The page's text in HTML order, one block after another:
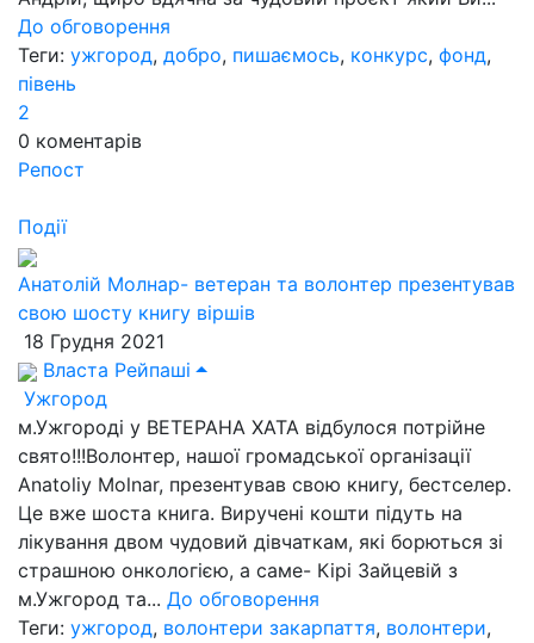
До обговорення
Теги: ужгород, добро, пишаємось, конкурс, фонд,
півень
2
0 коментарів
Репост
Події
Анатолій Молнар- ветеран та волонтер презентував
свою шосту книгу віршів
18 Грудня 2021
Власта Рейпаші
Ужгород
м.Ужгороді у ВЕТЕРАНА ХАТА відбулося потрійне
свято!!!Волонтер, нашої громадської організації
Anatoliy Molnar, презентував свою книгу, бестселер.
Це вже шоста книга. Виручені кошти підуть на
лікування двом чудовий дівчаткам, які борються зі
страшною онкологією, а саме- Кірі Зайцевій з
м.Ужгород та... До обговорення
Теги: ужгород, волонтери закарпаття, волонтери,